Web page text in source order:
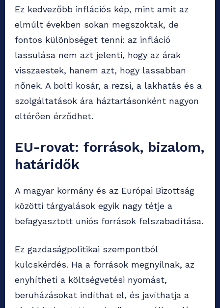
Ez kedvezőbb inflációs kép, mint amit az
elmúlt években sokan megszoktak, de
fontos különbséget tenni: az infláció
lassulása nem azt jelenti, hogy az árak
visszaestek, hanem azt, hogy lassabban
nőnek. A bolti kosár, a rezsi, a lakhatás és a
szolgáltatások ára háztartásonként nagyon
eltérően érződhet.
EU-rovat: források, bizalom,
határidők
A magyar kormány és az Európai Bizottság
közötti tárgyalások egyik nagy tétje a
befagyasztott uniós források felszabadítása.
Ez gazdaságpolitikai szempontból
kulcskérdés. Ha a források megnyílnak, az
enyhítheti a költségvetési nyomást,
beruházásokat indíthat el, és javíthatja a